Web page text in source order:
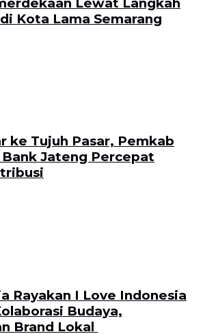
Kota Lama Semarang
ke Tujuh Pasar, Pemkab
Jateng Percepat
Rayakan I Love Indonesia
Budaya,
Brand Lokal